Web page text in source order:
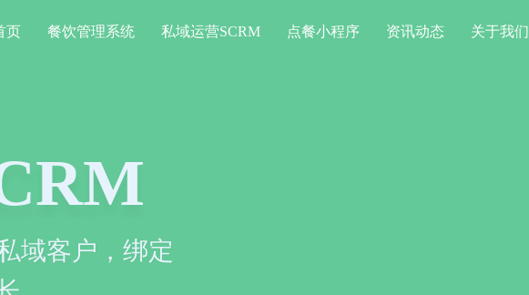
页 餐饮管理系统 私域运营SCRM 点餐小程序 资讯动态 关于我们
、消费，一定程度